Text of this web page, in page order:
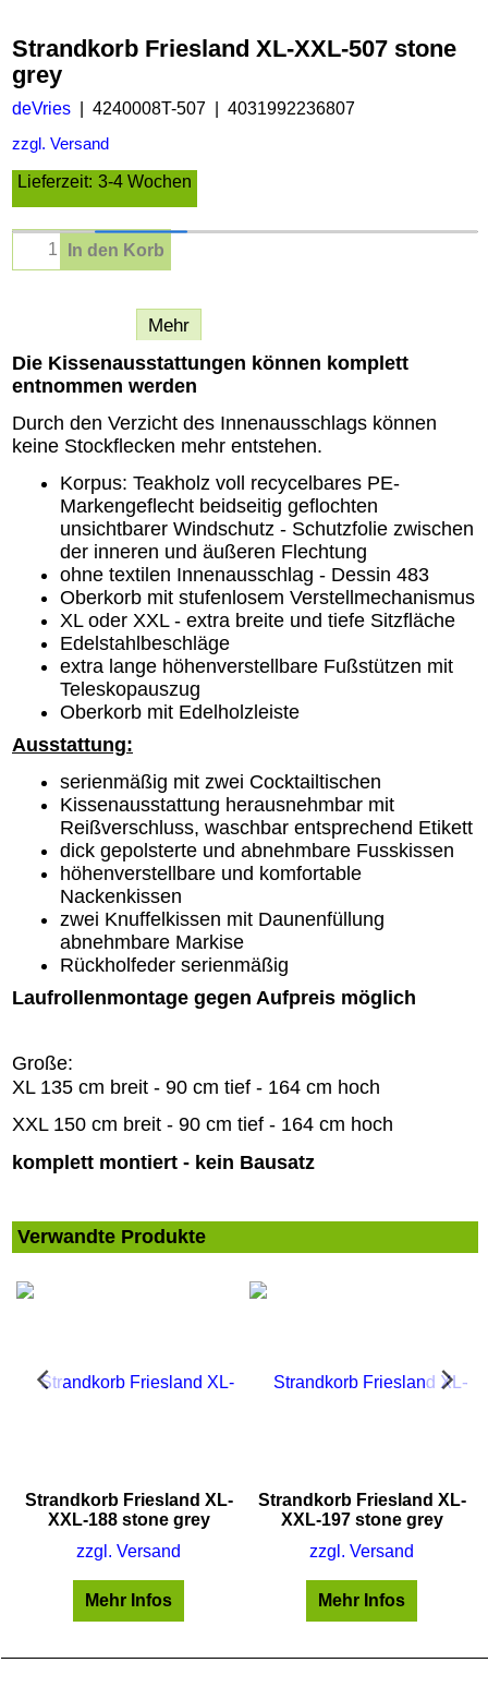
Strandkorb Friesland XL-XXL-507 stone
grey
deVries 4240008T-507 4031992236807
zzgl. Versand
Lieferzeit: 3-4 Wochen
In den Korb
Mehr
Die Kissenausstattungen können komplett
entnommen werden
Durch den Verzicht des Innenausschlags können
keine Stockflecken mehr entstehen.
Korpus: Teakholz voll recycelbares PE-
Markengeflecht beidseitig geflochten
unsichtbarer Windschutz - Schutzfolie zwischen
der inneren und äußeren Flechtung
ohne textilen Innenausschlag - Dessin 483
Oberkorb mit stufenlosem Verstellmechanismus
XL oder XXL - extra breite und tiefe Sitzfläche
Edelstahlbeschläge
extra lange höhenverstellbare Fußstützen mit
Teleskopauszug
Oberkorb mit Edelholzleiste
Ausstattung:
serienmäßig mit zwei Cocktailtischen
Kissenausstattung herausnehmbar mit
Reißverschluss, waschbar entsprechend Etikett
dick gepolsterte und abnehmbare Fusskissen
höhenverstellbare und komfortable
Nackenkissen
zwei Knuffelkissen mit Daunenfüllung
abnehmbare Markise
Rückholfeder serienmäßig
Laufrollenmontage gegen Aufpreis möglich
Große:
XL 135 cm breit - 90 cm tief - 164 cm hoch
XXL 150 cm breit - 90 cm tief - 164 cm hoch
komplett montiert - kein Bausatz
Verwandte Produkte
Strandkorb Friesland XL-
XXL-188 stone grey
zzgl. Versand
Mehr Infos
Strandkorb Friesland XL-
XXL-197 stone grey
zzgl. Versand
Mehr Infos